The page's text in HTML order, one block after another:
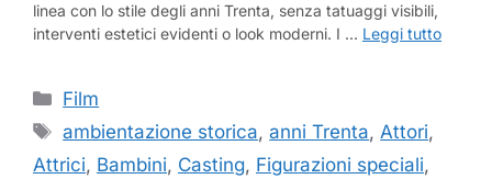
linea con lo stile degli anni Trenta, senza tatuaggi visibili,
interventi estetici evidenti o look moderni. I … Leggi tutto
Categorie
Film
Tag
ambientazione storica,anni Trenta,Attori,
Attrici, Bambini, Casting, Figurazioni speciali,